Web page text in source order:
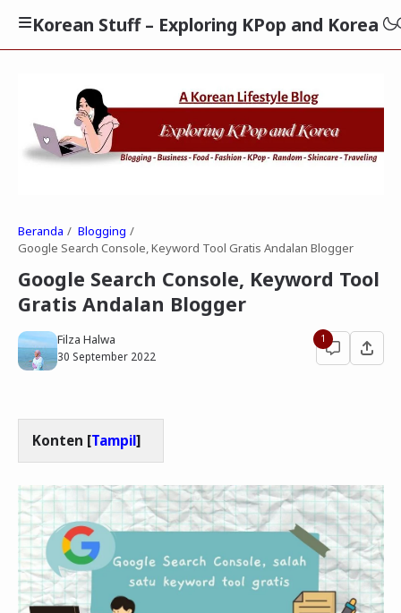
Korean Stuff – Exploring KPop and Korea
Beranda
Blogging
Google Search Console, Keyword Tool Gratis Andalan Blogger
Google Search Console, Keyword Tool
Gratis Andalan Blogger
Filza Halwa
30 September 2022
1
Konten [Tampil]